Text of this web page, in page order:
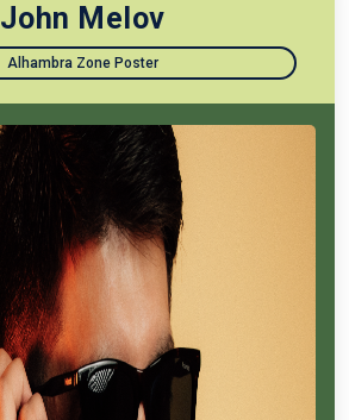
John Melov
Alhambra Zone Poster